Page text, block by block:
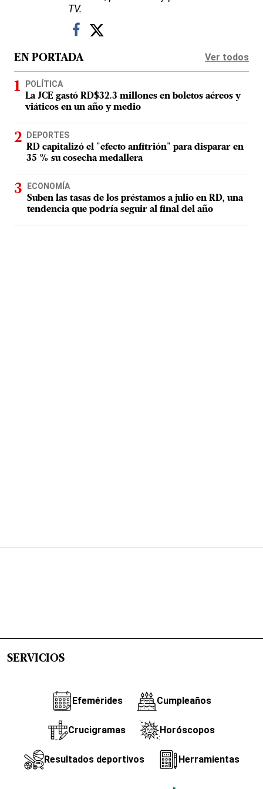
TV.
EN PORTADA Ver todos
POLÍTICA
La JCE gastó RD$32.3 millones en boletos aéreos y
viáticos en un año y medio
DEPORTES
RD capitalizó el "efecto anfitrión" para disparar en
35 % su cosecha medallera
ECONOMÍA
Suben las tasas de los préstamos a julio en RD, una
tendencia que podría seguir al final del año
SERVICIOS
Efemérides Cumpleaños
Crucigramas Horóscopos
Resultados deportivos Herramientas